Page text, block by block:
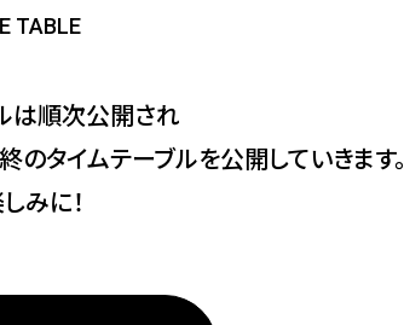
は順次公開され
のタイムテーブルを公開していきます。
みに！